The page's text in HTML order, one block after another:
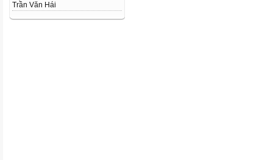
Trần Văn Hái